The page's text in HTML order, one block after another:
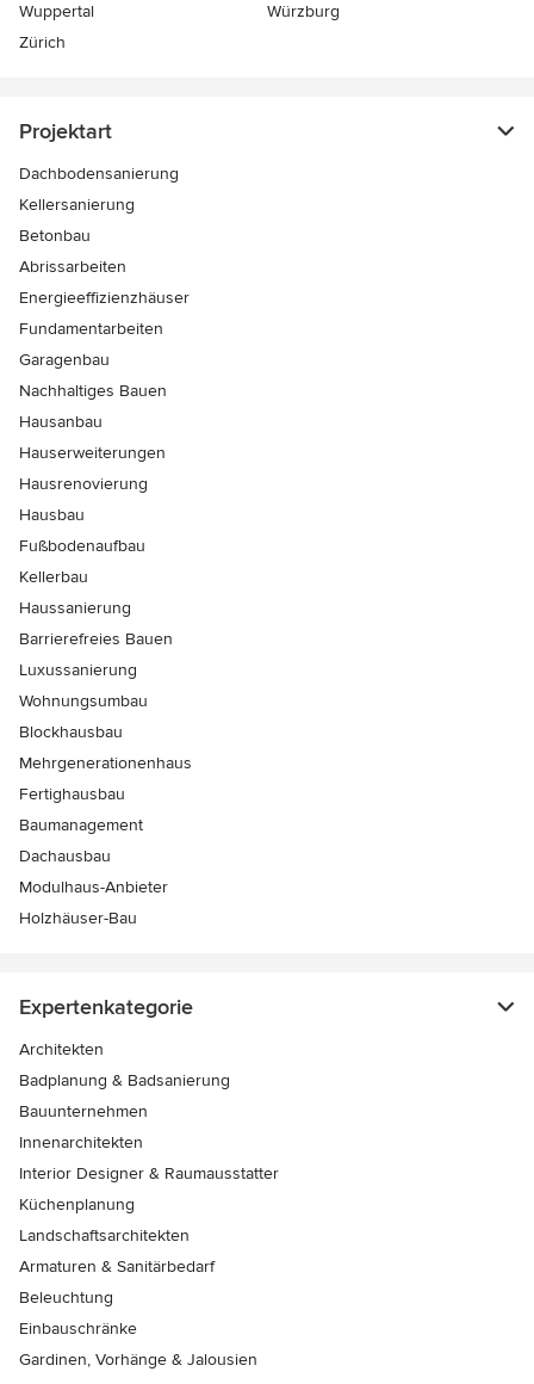
Wuppertal
Würzburg
Zürich
Projektart
Dachbodensanierung
Kellersanierung
Betonbau
Abrissarbeiten
Energieeffizienzhäuser
Fundamentarbeiten
Garagenbau
Nachhaltiges Bauen
Hausanbau
Hauserweiterungen
Hausrenovierung
Hausbau
Fußbodenaufbau
Kellerbau
Haussanierung
Barrierefreies Bauen
Luxussanierung
Wohnungsumbau
Blockhausbau
Mehrgenerationenhaus
Fertighausbau
Baumanagement
Dachausbau
Modulhaus-Anbieter
Holzhäuser-Bau
Expertenkategorie
Architekten
Badplanung & Badsanierung
Bauunternehmen
Innenarchitekten
Interior Designer & Raumausstatter
Küchenplanung
Landschaftsarchitekten
Armaturen & Sanitärbedarf
Beleuchtung
Einbauschränke
Gardinen, Vorhänge & Jalousien